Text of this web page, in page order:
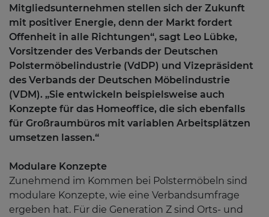
Mitgliedsunternehmen stellen sich der Zukunft
mit positiver Energie, denn der Markt fordert
Offenheit in alle Richtungen“, sagt Leo Lübke,
Vorsitzender des Verbands der Deutschen
Polstermöbelindustrie (VdDP) und Vizepräsident
des Verbands der Deutschen Möbelindustrie
(VDM). „Sie entwickeln beispielsweise auch
Konzepte für das Homeoffice, die sich ebenfalls
für Großraumbüros mit variablen Arbeitsplätzen
umsetzen lassen.“
Modulare Konzepte
Zunehmend im Kommen bei Polstermöbeln sind
modulare Konzepte, wie eine Verbandsumfrage
ergeben hat. Für die Generation Z sind Orts- und